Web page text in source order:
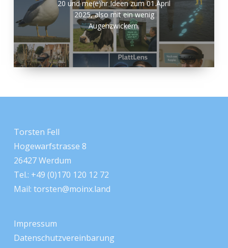
20 und me(e)hr Ideen zum 01.April
2025, also mit ein wenig
Augenzwickern.
Torsten Fell
Hogewarfstrasse 8
26427 Werdum
Tel.: +49 (0)170 120 12 72
Mail: torsten@moinx.land
Impressum
Datenschutzvereinbarung